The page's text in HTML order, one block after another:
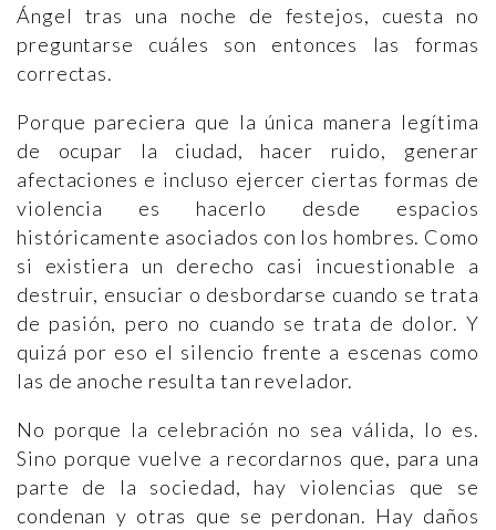
Ángel tras una noche de festejos, cuesta no
preguntarse cuáles son entonces las formas
correctas.
Porque pareciera que la única manera legítima
de ocupar la ciudad, hacer ruido, generar
afectaciones e incluso ejercer ciertas formas de
violencia es hacerlo desde espacios
históricamente asociados con los hombres. Como
si existiera un derecho casi incuestionable a
destruir, ensuciar o desbordarse cuando se trata
de pasión, pero no cuando se trata de dolor. Y
quizá por eso el silencio frente a escenas como
las de anoche resulta tan revelador.
No porque la celebración no sea válida, lo es.
Sino porque vuelve a recordarnos que, para una
parte de la sociedad, hay violencias que se
condenan y otras que se perdonan. Hay daños